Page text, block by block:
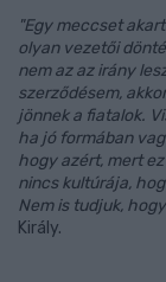
"Egy meccset
olyan vezetői
nem az az irány
szerződésem,
jönnek a fiatalok.
ha jó formában
hogy azért, mert
nincs kultúrája,
Nem is tudjuk,
Király.